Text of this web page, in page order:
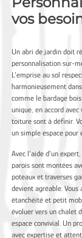
vos
Un abri de jardin doit
personnalisation sur-
L’emprise au sol
harmonieusement
comme le bardage
unique, en accord
toiture sont à définir.
un simple espace pour
Avec l’aide d’un
parois sont montées
poteaux et traverses
devient agréable.
étanchéité et petit
évoluer vers un chalet
espace convivial. Un
avec expertise et